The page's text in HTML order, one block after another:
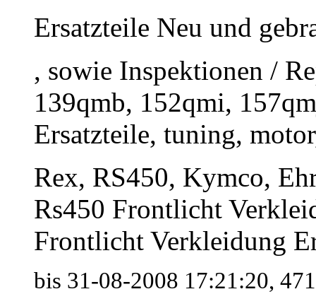
Ersatzteile Neu und
, sowie Inspektionen /
139qmb, 152qmi,
Ersatzteile, tuning,
Rex, RS450, Kymco,
Rs450 Frontlicht
Frontlicht Verkleidung
bis 31-08-2008 17:21:20,